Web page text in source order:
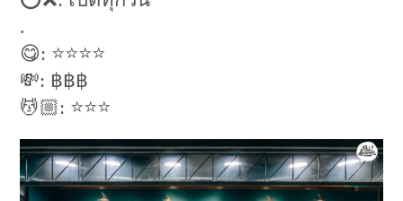
.
😋: ⭐️⭐️⭐️⭐️
💸: ฿฿฿
💆🏼: ⭐️⭐️⭐️